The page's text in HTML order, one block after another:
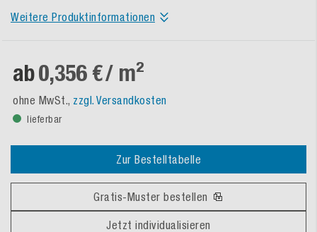
Weitere Produktinformationen
ab0,356 €/ m²
ohne MwSt., zzgl. Versandkosten
lieferbar
Zur Bestelltabelle
Gratis-Muster bestellen
Jetzt individualisieren